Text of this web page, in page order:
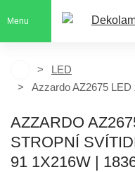
Menu
LED
Azzardo AZ2675
AZZARDO
STROPNÍ
91 1X216W |